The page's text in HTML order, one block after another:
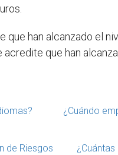
han alcanzado el
que han
¿Cuándo
de Riesgos